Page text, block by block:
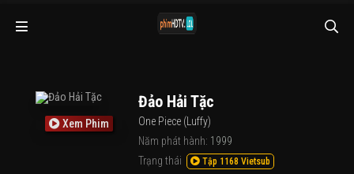
Xem Phim
Đảo Hải Tặc
One Piece (Luffy)
Năm phát hành: 1999
Trạng thái
Tập 1168 Vietsub